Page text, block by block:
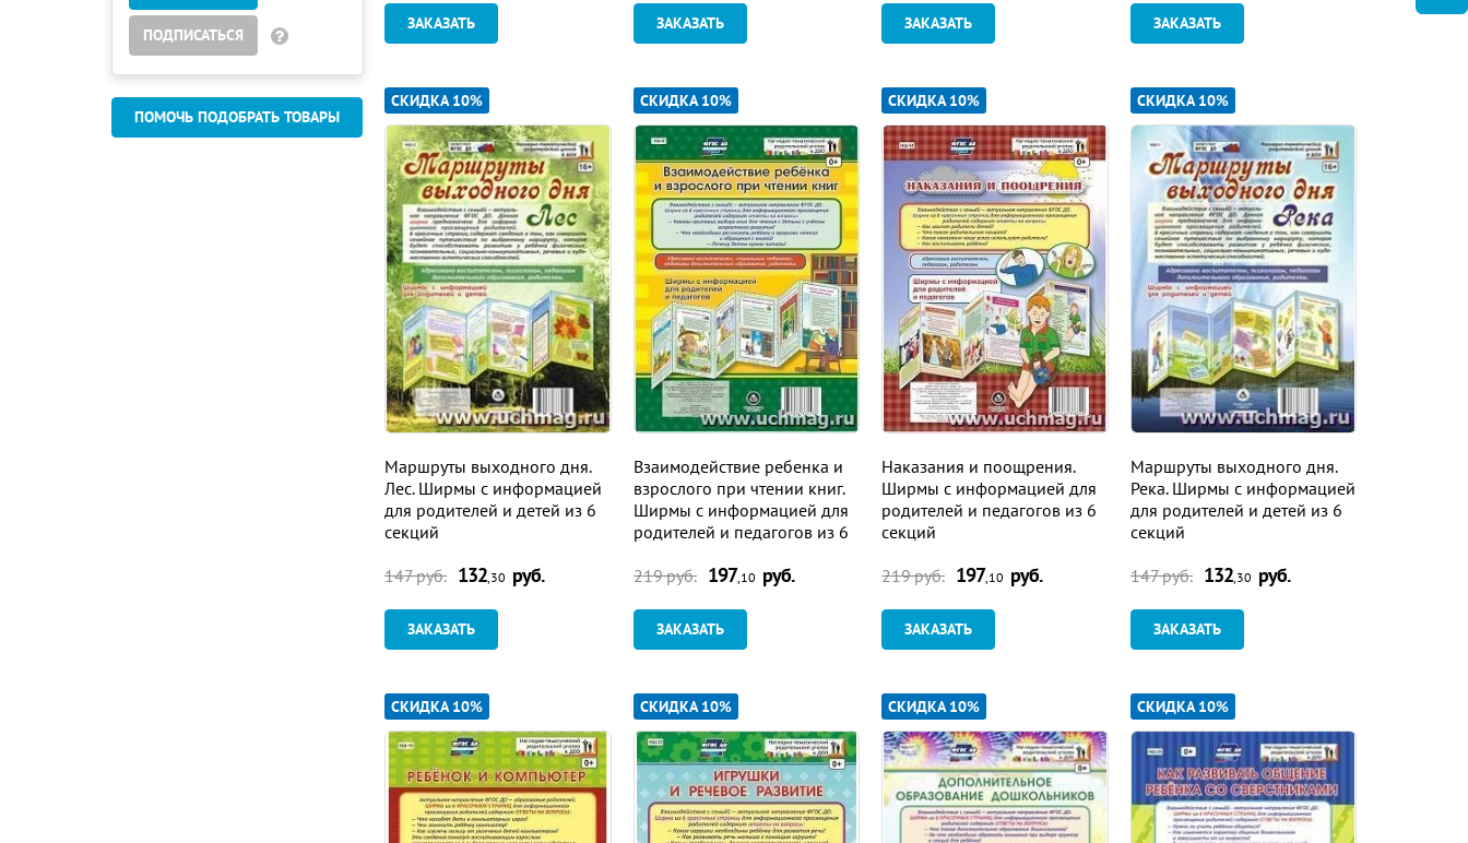
ПОДПИСАТЬСЯ
ПОМОЧЬ ПОДОБРАТЬ ТОВАРЫ
ЗАКАЗАТЬ ЗАКАЗАТЬ ЗАКАЗАТЬ ЗАКАЗАТЬ
СКИДКА 10%
Маршруты выходного дня.
Лес. Ширмы с информацией
для родителей и детей из 6
секций
147руб. 132,30 руб.
ЗАКАЗАТЬ
СКИДКА 10%
Взаимодействие ребенка и
взрослого при чтении книг.
Ширмы с информацией для
родителей и педагогов из 6
219руб. 197,10 руб.
ЗАКАЗАТЬ
СКИДКА 10%
Наказания и поощрения.
Ширмы с информацией для
родителей и педагогов из 6
секций
219руб. 197,10 руб.
ЗАКАЗАТЬ
СКИДКА 10%
Маршруты выходного дня.
Река. Ширмы с информацией
для родителей и детей из 6
секций
147руб. 132,30 руб.
ЗАКАЗАТЬ
СКИДКА 10% СКИДКА 10% СКИДКА 10% СКИДКА 10%